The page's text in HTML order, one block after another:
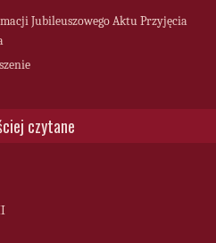
Jubileuszowego Aktu Przyjęcia
czytane